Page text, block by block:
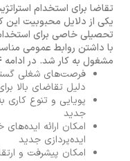
تقاضا برای استخدام
یکی از دلایل محبوبیت این
تحصیلی خاصی برای
با داشتن روابط عمومی
مشغول به کار شد. در ادامه 4 مزیت این کار را بررسی می‌کنیم:
فرصت‌های شغلی
دلیل تقاضای بالا
پویایی و تنوع کاری
جدید
امکان ارائه ایده‌های
ایده‌پردازی جدید
امکان پیشرفت و